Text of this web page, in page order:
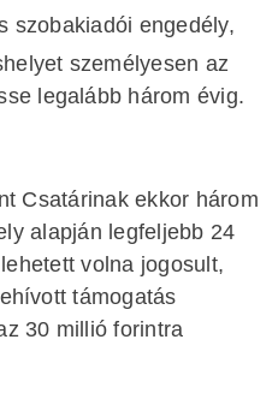
szobakiadói engedély,
személyesen az
legalább három évig.
Csatárinak ekkor három
alapján legfeljebb 24
volna jogosult,
támogatás
30 millió forintra